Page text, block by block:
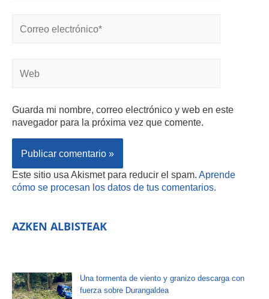
Guarda mi nombre, correo electrónico y web en este
navegador para la próxima vez que comente.
Este sitio usa Akismet para reducir el spam. Aprende
cómo se procesan los datos de tus comentarios.
AZKEN ALBISTEAK
Una tormenta de viento y granizo descarga con
fuerza sobre Durangaldea